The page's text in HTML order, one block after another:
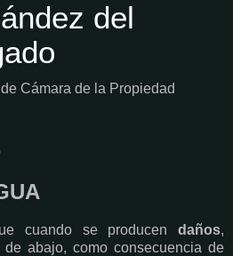
del
Cámara de la Propiedad
cuando se producen daños,
abajo, como consecuencia de